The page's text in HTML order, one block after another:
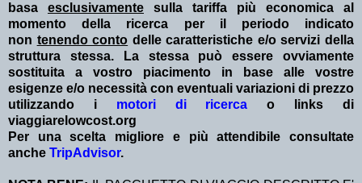
basa esclusivamente sulla tariffa più economica al
momento della ricerca per il periodo indicato
non tenendo conto delle caratteristiche e/o servizi della
struttura stessa. La stessa può essere ovviamente
sostituita a vostro piacimento in base alle vostre
esigenze e/o necessità con eventuali variazioni di prezzo
utilizzando i motori di ricerca o links di
viaggiarelowcost.org
Per una scelta migliore e più attendibile consultate
anche TripAdvisor.